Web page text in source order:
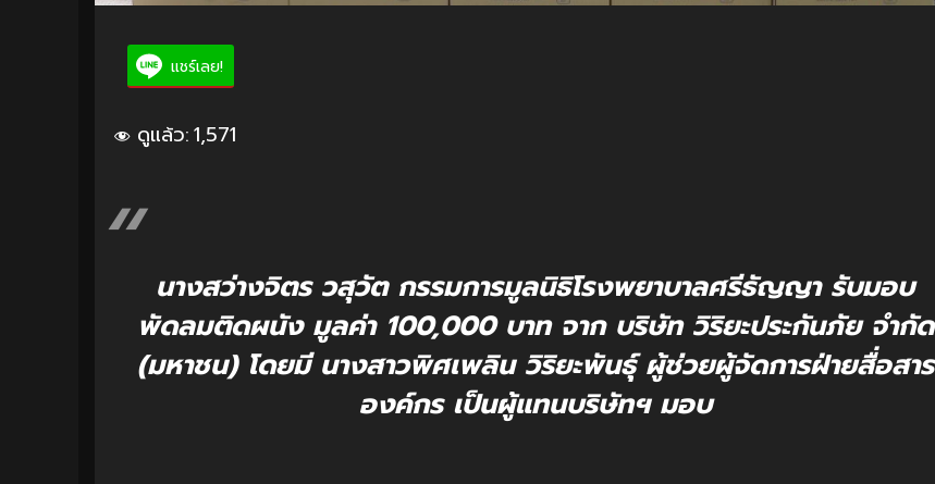
แชร์เลย!
ดูแล้ว:1,571
นางสว่างจิตร วสุวัต กรรมการมูลนิธิโรงพยาบาลศรีธัญญา รับมอบ
พัดลมติดผนัง มูลค่า 100,000 บาท จาก บริษัท วิริยะประกันภัย จำกัด
(มหาชน) โดยมี นางสาวพิศเพลิน วิริยะพันธุ์ ผู้ช่วยผู้จัดการฝ่ายสื่อสาร
องค์กร เป็นผู้แทนบริษัทฯ มอบ